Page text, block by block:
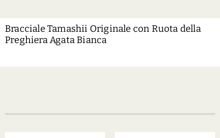
Bracciale Tamashii Originale con Ruota della
Preghiera Agata Bianca